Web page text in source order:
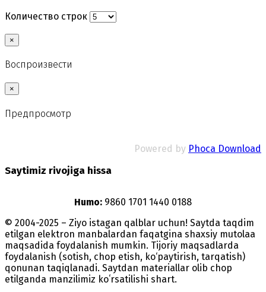
Количество строк
×
Воспроизвести
×
Предпросмотр
Powered by Phoca Download
Saytimiz rivojiga hissa
Humo: 9860 1701 1440 0188
© 2004-2025 – Ziyo istagan qalblar uchun! Saytda taqdim
etilgan elektron manbalardan faqatgina shaxsiy mutolaa
maqsadida foydalanish mumkin. Tijoriy maqsadlarda
foydalanish (sotish, chop etish, ko‘paytirish, tarqatish)
qonunan taqiqlanadi. Saytdan materiallar olib chop
etilganda manzilimiz koʻrsatilishi shart.